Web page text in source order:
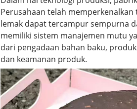
Perusahaan telah
lemak dapat tercampur sempurna
memiliki sistem manajemen mutu
dari pengadaan bahan baku,
dan keamanan produk.